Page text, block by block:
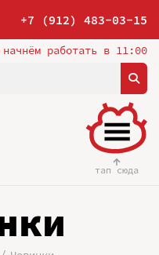
+7 (912) 483-03-15
начнём работать в 11:00
тап сюда